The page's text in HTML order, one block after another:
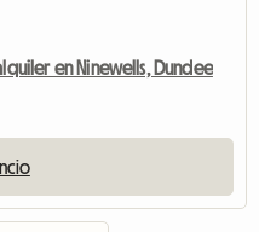
en Ninewells, Dundee